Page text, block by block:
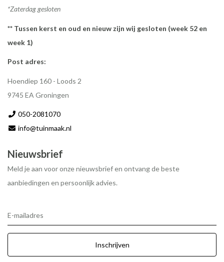
*Zaterdag gesloten
** Tussen kerst en oud en nieuw zijn wij gesloten (week 52 en
week 1)
Post adres:
Hoendiep 160 - Loods 2
9745 EA Groningen
050-2081070
info@tuinmaak.nl
Nieuwsbrief
Meld je aan voor onze nieuwsbrief en ontvang de beste
aanbiedingen en persoonlijk advies.
E-mailadres
Inschrijven